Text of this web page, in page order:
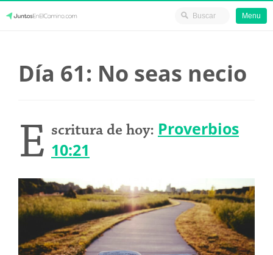
content
Menu
Día 61: No seas necio
E scritura de hoy: Proverbios
10:21